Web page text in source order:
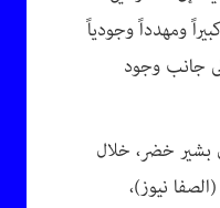
ومهدداً وجودياً
جانب وجود
خضر، خلال
نيوز)،